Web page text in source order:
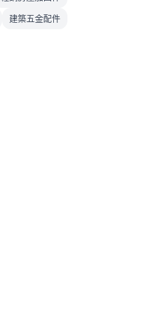
建築五金配件